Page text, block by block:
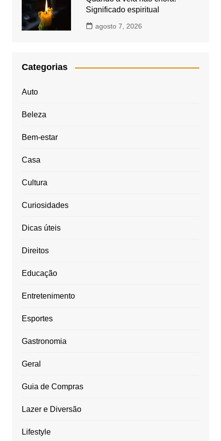
Significado espiritual
agosto 7, 2026
Categorias
Auto
Beleza
Bem-estar
Casa
Cultura
Curiosidades
Dicas úteis
Direitos
Educação
Entretenimento
Esportes
Gastronomia
Geral
Guia de Compras
Lazer e Diversão
Lifestyle